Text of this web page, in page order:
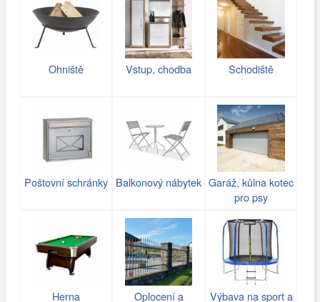
Ohniště Vstup, chodba Schodiště
Poštovní schránky Balkonový nábytek Garáž, kůlna kotec
pro psy
Herna
Oplocení a
Výbava na sport a